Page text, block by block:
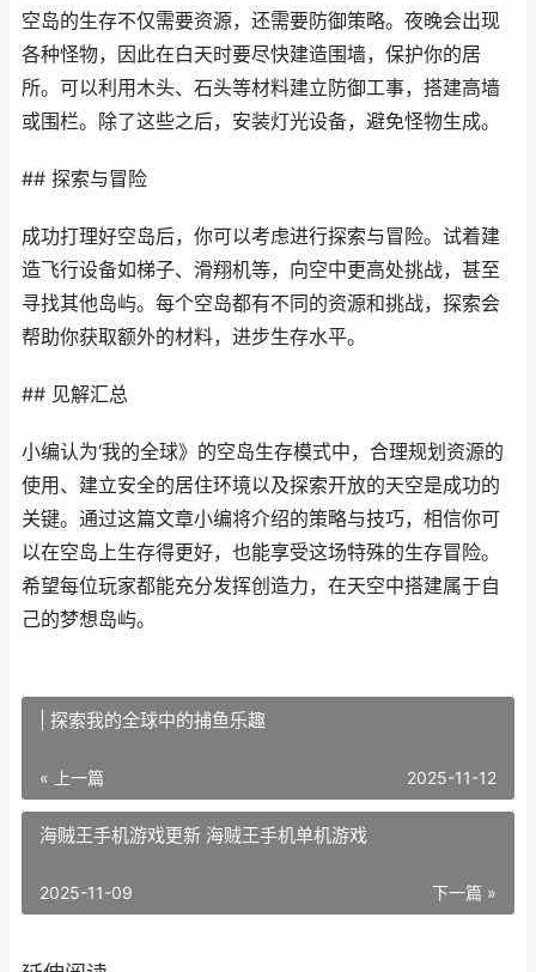
空岛的生存不仅需要资源，还需要防御策略。夜晚会出现
各种怪物，因此在白天时要尽快建造围墙，保护你的居
所。可以利用木头、石头等材料建立防御工事，搭建高墙
或围栏。除了这些之后，安装灯光设备，避免怪物生成。
## 探索与冒险
成功打理好空岛后，你可以考虑进行探索与冒险。试着建
造飞行设备如梯子、滑翔机等，向空中更高处挑战，甚至
寻找其他岛屿。每个空岛都有不同的资源和挑战，探索会
帮助你获取额外的材料，进步生存水平。
## 见解汇总
小编认为‘我的全球》的空岛生存模式中，合理规划资源的
使用、建立安全的居住环境以及探索开放的天空是成功的
关键。通过这篇文章小编将介绍的策略与技巧，相信你可
以在空岛上生存得更好，也能享受这场特殊的生存冒险。
希望每位玩家都能充分发挥创造力，在天空中搭建属于自
己的梦想岛屿。
| 探索我的全球中的捕鱼乐趣
« 上一篇 2025-11-12
海贼王手机游戏更新 海贼王手机单机游戏
下一篇 »
2025-11-09